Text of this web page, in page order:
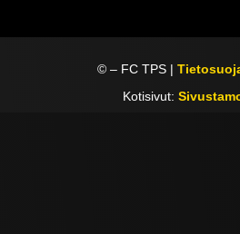
©– FC TPS |
Kotisivut: